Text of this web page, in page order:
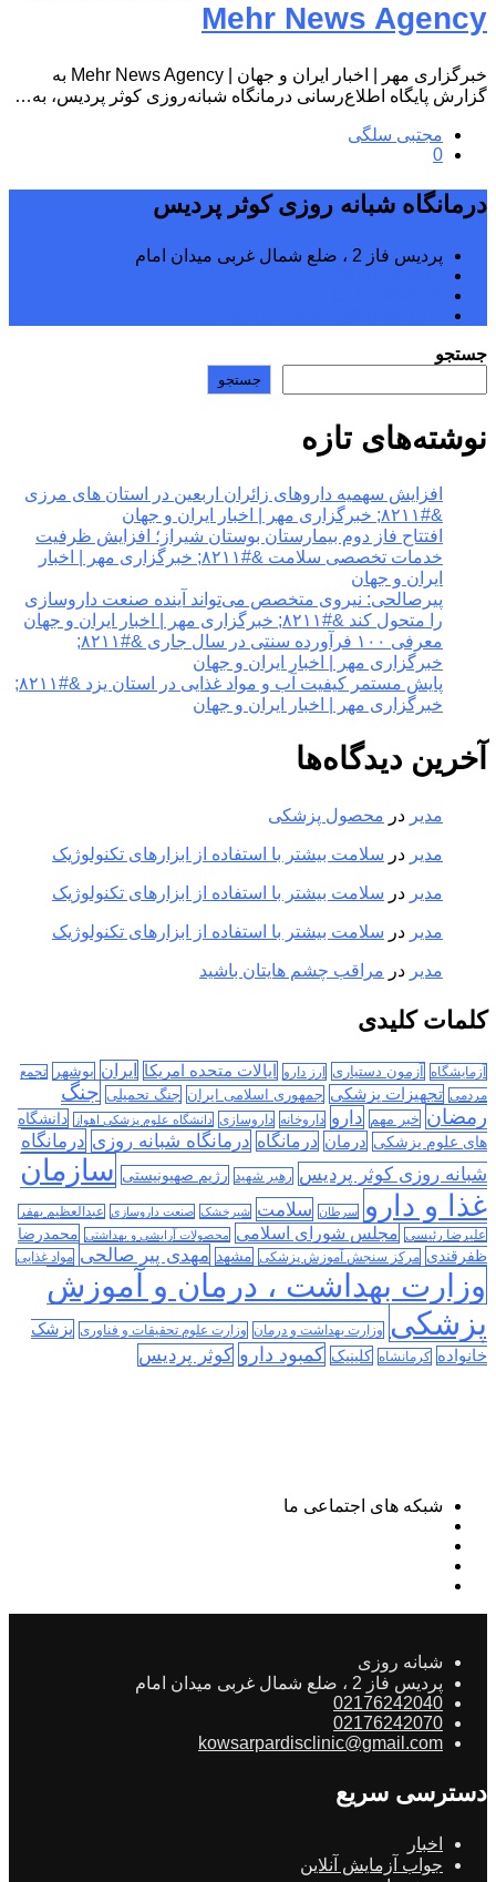
Mehr News Agency
خبرگزاری مهر | اخبار ایران و جهان | Mehr News Agency به
گزارش پایگاه اطلاع‌رسانی درمانگاه شبانه‌روزی کوثر پردیس، به…
مجتبی سلگی
0
درمانگاه شبانه روزی کوثر پردیس
پردیس فاز 2 ، ضلع شمال غربی میدان امام
جستجو
جستجو
نوشته‌های تازه
افزایش سهمیه داروهای زائران اربعین در استان های مرزی
&#۸۲۱۱; خبرگزاری مهر | اخبار ایران و جهان
افتتاح فاز دوم بیمارستان بوستان شیراز؛ افزایش ظرفیت
خدمات تخصصی سلامت &#۸۲۱۱; خبرگزاری مهر | اخبار
ایران و جهان
پیرصالحی: نیروی متخصص می‌تواند آینده صنعت داروسازی
را متحول کند &#۸۲۱۱; خبرگزاری مهر | اخبار ایران و جهان
معرفی ۱۰۰ فرآورده سنتی در سال جاری &#۸۲۱۱;
خبرگزاری مهر | اخبار ایران و جهان
پایش مستمر کیفیت آب و مواد غذایی در استان یزد &#۸۲۱۱;
خبرگزاری مهر | اخبار ایران و جهان
آخرین دیدگاه‌ها
مدیر در محصول پزشکی
مدیر در سلامت بیشتر با استفاده از ابزارهای تکنولوژیک
مدیر در سلامت بیشتر با استفاده از ابزارهای تکنولوژیک
مدیر در سلامت بیشتر با استفاده از ابزارهای تکنولوژیک
مدیر در مراقب چشم هایتان باشید
کلمات کلیدی
آزمایشگاه آزمون دستیاری ارز دارو ایالات متحده امریکا ایران بوشهر
تجمع
مردمی تجهیزات پزشکی جمهوری اسلامی ایران جنگ تحمیلی جنگ
رمضان خبر مهم دارو داروخانه داروسازی دانشگاه علوم پزشکی اهواز
دانشگاه
های علوم پزشکی درمان درمانگاه درمانگاه شبانه روزی درمانگاه
شبانه روزی کوثر پردیس رهبر شهید رژیم صهیونیستی سازمان
غذا و دارو
سرطان سلامت شیرخشک صنعت داروسازی عبدالعظیم بهفر
علیرضا رئیسی مجلس شورای اسلامی محصولات آرایشی و بهداشتی محمدرضا
ظفرقندی مرکز سنجش آموزش پزشکی مشهد مهدی پیر صالحی مواد غذایی
وزارت بهداشت ، درمان و آموزش
پزشکی وزارت بهداشت و درمان وزارت علوم تحقیقات و فناوری پزشک
خانواده کرمانشاه کلینیک کمبود دارو کوثر پردیس
شبکه های اجتماعی ما
شبانه روزی
پردیس فاز 2 ، ضلع شمال غربی میدان امام
02176242040
02176242070
kowsarpardisclinic@gmail.com
دسترسی سریع
اخبار
جواب آزمایش آنلاین